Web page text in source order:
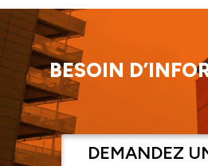
BESOIN
DEMANDEZ